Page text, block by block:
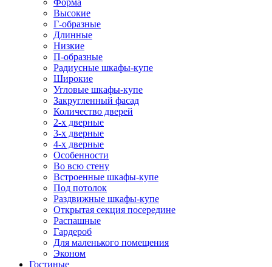
Форма
Высокие
Г-образные
Длинные
Низкие
П-образные
Радиусные шкафы-купе
Широкие
Угловые шкафы-купе
Закругленный фасад
Количество дверей
2-х дверные
3-х дверные
4-х дверные
Особенности
Во всю стену
Встроенные шкафы-купе
Под потолок
Раздвижные шкафы-купе
Открытая секция посередине
Распашные
Гардероб
Для маленького помещения
Эконом
Гостиные